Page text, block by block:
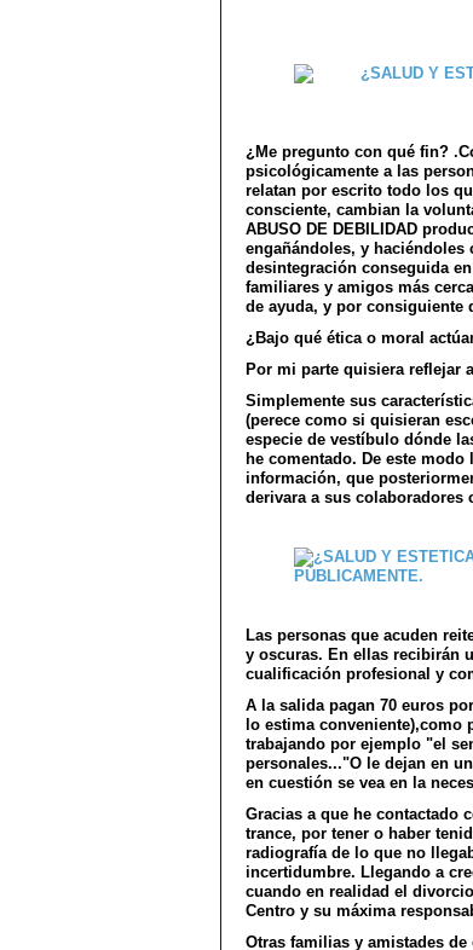
¿Me pregunto con qué fin?
psicológicamente a las
relatan por escrito todo los
consciente, cambian la
ABUSO DE DEBILIDAD
engañándoles, y
desintegración conseguida
familiares y amigos más
de ayuda, y por consiguiente
¿Bajo qué ética o moral
Por mi parte quisiera reflejar
Simplemente sus
(perece como si quisieran
especie de vestíbulo dónde
he comentado. De este modo
información, que
derivara a sus colaboradores
Las personas que acuden
y oscuras. En ellas recibirán
cualificación profesional y
A la salida pagan 70 euros
lo estima conveniente),como
trabajando por ejemplo "el
personales..."O le dejan en
en cuestión se vea en la
Gracias a que he contactado
trance, por tener o haber
radiografía de lo que no
incertidumbre. Llegando a
cuando en realidad el
Centro y su máxima
Otras familias y amistades